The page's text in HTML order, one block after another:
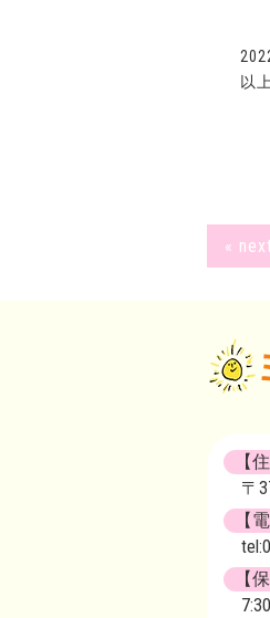
以
« next
【
〒
【
【